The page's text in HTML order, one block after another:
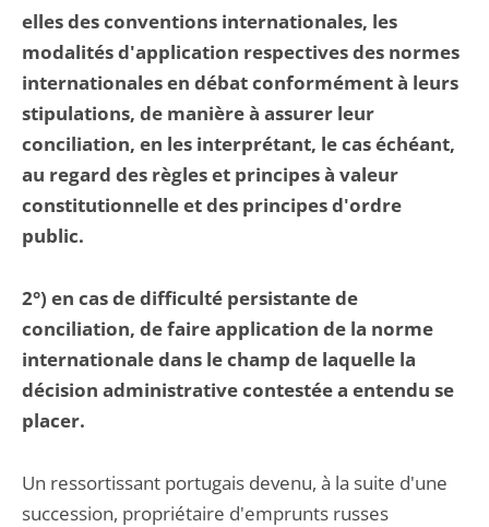
elles des conventions internationales, les
modalités d'application respectives des normes
internationales en débat conformément à leurs
stipulations, de manière à assurer leur
conciliation, en les interprétant, le cas échéant,
au regard des règles et principes à valeur
constitutionnelle et des principes d'ordre
public.
2°) en cas de difficulté persistante de
conciliation, de faire application de la norme
internationale dans le champ de laquelle la
décision administrative contestée a entendu se
placer.
Un ressortissant portugais devenu, à la suite d'une
succession, propriétaire d'emprunts russes